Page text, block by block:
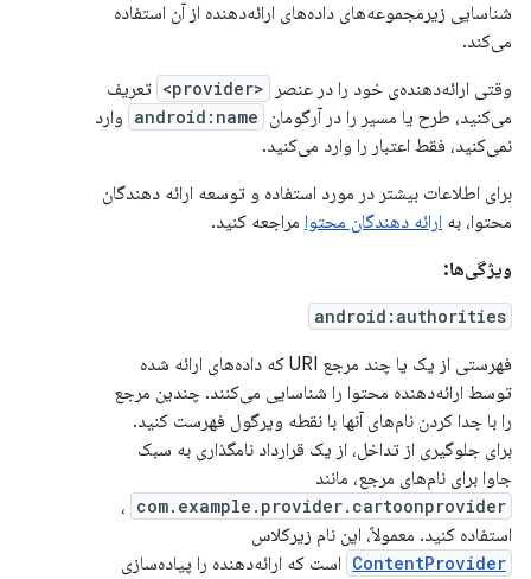
شناسایی زیرمجموعه‌های داده‌های ارائه‌دهنده از آن استفاده
می‌کند.
وقتی ارائه‌دهنده‌ی خود را در عنصر
<provider>
تعریف
می‌کنید، طرح یا مسیر را در آرگومان android:name وارد
نمی‌کنید، فقط اعتبار را وارد می‌کنید.
برای اطلاعات بیشتر در مورد استفاده و توسعه ارائه دهندگان
محتوا، به ارائه دهندگان محتوا مراجعه کنید.
ویژگی‌ها:
android:authorities
فهرستی از یک یا چند مرجع URI که داده‌های ارائه شده
توسط ارائه‌دهنده محتوا را شناسایی می‌کنند. چندین مرجع
را با جدا کردن نام‌های آنها با نقطه ویرگول فهرست کنید.
برای جلوگیری از تداخل، از یک قرارداد نامگذاری به سبک
جاوا برای نام‌های مرجع، مانند
com.example.provider.cartoonprovider ،
استفاده کنید. معمولاً، این نام زیرکلاس
ContentProvider است که ارائه‌دهنده را پیاده‌سازی